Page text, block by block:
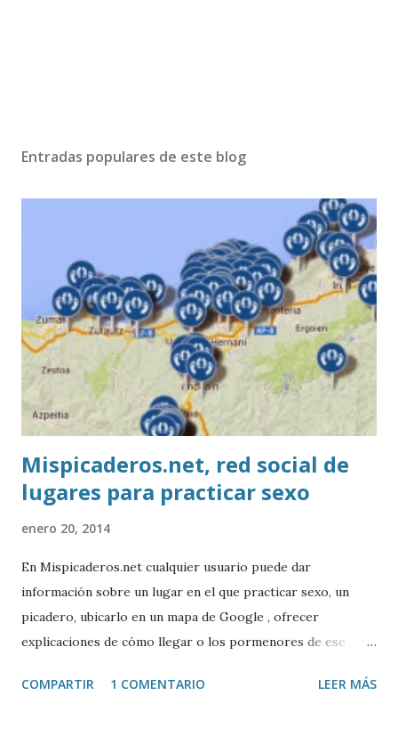
Entradas populares de este blog
Mispicaderos.net, red social de
lugares para practicar sexo
enero 20, 2014
En Mispicaderos.net cualquier usuario puede dar
información sobre un lugar en el que practicar sexo, un
picadero, ubicarlo en un mapa de Google , ofrecer
explicaciones de cómo llegar o los pormenores de ese
el creador de este portal. Descargar mp3
COMPARTIR 1 COMENTARIO LEER MÁS